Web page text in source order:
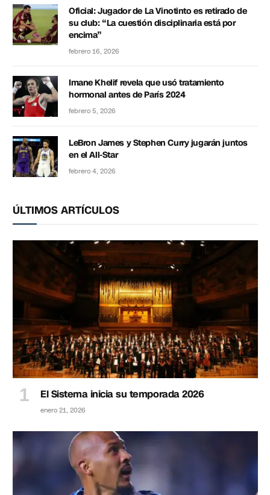
Oficial: Jugador de La Vinotinto es retirado de
su club: “La cuestión disciplinaria está por
encima”
febrero 16, 2026
Imane Khelif revela que usó tratamiento
hormonal antes de París 2024
febrero 5, 2026
LeBron James y Stephen Curry jugarán juntos
en el All-Star
febrero 4, 2026
ÚLTIMOS ARTÍCULOS
El Sistema inicia su temporada 2026
enero 21, 2026